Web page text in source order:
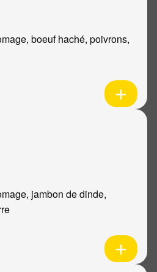
boeuf haché, poivrons,
jambon de dinde,